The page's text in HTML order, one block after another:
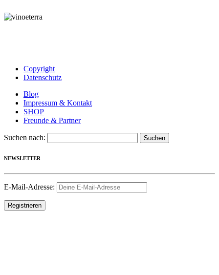
Copyright
Datenschutz
Blog
Impressum & Kontakt
SHOP
Freunde & Partner
Suchen nach:
NEWSLETTER
E-Mail-Adresse: